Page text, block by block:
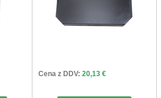
Cena z DDV: 20,13 €